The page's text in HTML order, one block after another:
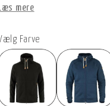
mere
Farve